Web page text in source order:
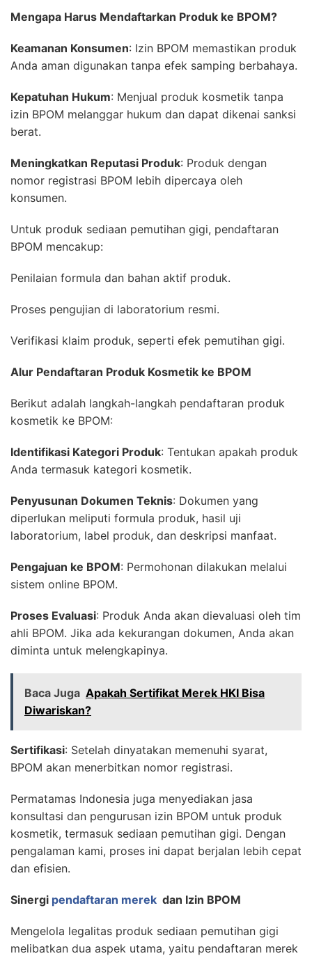
Mengapa Harus Mendaftarkan Produk ke BPOM?
Keamanan Konsumen: Izin BPOM memastikan produk
Anda aman digunakan tanpa efek samping berbahaya.
Kepatuhan Hukum: Menjual produk kosmetik tanpa
izin BPOM melanggar hukum dan dapat dikenai sanksi
berat.
Meningkatkan Reputasi Produk: Produk dengan
nomor registrasi BPOM lebih dipercaya oleh
konsumen.
Untuk produk sediaan pemutihan gigi, pendaftaran
BPOM mencakup:
Penilaian formula dan bahan aktif produk.
Proses pengujian di laboratorium resmi.
Verifikasi klaim produk, seperti efek pemutihan gigi.
Alur Pendaftaran Produk Kosmetik ke BPOM
Berikut adalah langkah-langkah pendaftaran produk
kosmetik ke BPOM:
Identifikasi Kategori Produk: Tentukan apakah produk
Anda termasuk kategori kosmetik.
Penyusunan Dokumen Teknis: Dokumen yang
diperlukan meliputi formula produk, hasil uji
laboratorium, label produk, dan deskripsi manfaat.
Pengajuan ke BPOM: Permohonan dilakukan melalui
sistem online BPOM.
Proses Evaluasi: Produk Anda akan dievaluasi oleh tim
ahli BPOM. Jika ada kekurangan dokumen, Anda akan
diminta untuk melengkapinya.
Baca Juga Apakah Sertifikat Merek HKI Bisa
Diwariskan?
Sertifikasi: Setelah dinyatakan memenuhi syarat,
BPOM akan menerbitkan nomor registrasi.
Permatamas Indonesia juga menyediakan jasa
konsultasi dan pengurusan izin BPOM untuk produk
kosmetik, termasuk sediaan pemutihan gigi. Dengan
pengalaman kami, proses ini dapat berjalan lebih cepat
dan efisien.
Sinergi pendaftaran merek dan Izin BPOM
Mengelola legalitas produk sediaan pemutihan gigi
melibatkan dua aspek utama, yaitu pendaftaran merek